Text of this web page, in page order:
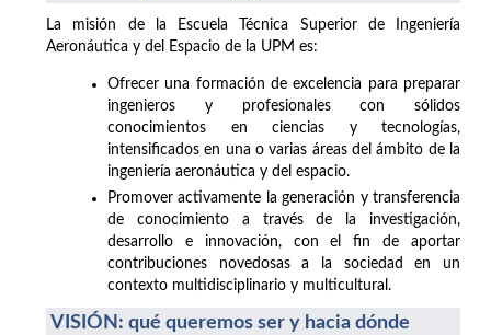
La misión de la Escuela Técnica Superior de Ingeniería
Aeronáutica y del Espacio de la UPM es:
Ofrecer una formación de excelencia para preparar
ingenieros y profesionales con sólidos
conocimientos en ciencias y tecnologías,
intensificados en una o varias áreas del ámbito de la
ingeniería aeronáutica y del espacio.
Promover activamente la generación y transferencia
de conocimiento a través de la investigación,
desarrollo e innovación, con el fin de aportar
contribuciones novedosas a la sociedad en un
contexto multidisciplinario y multicultural.
VISIÓN: qué queremos ser y hacia dónde